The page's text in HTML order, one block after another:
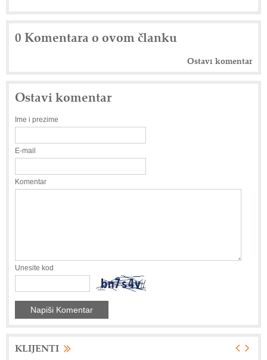
0 Komentara o ovom članku
Ostavi komentar
Ostavi komentar
Ime i prezime
E-mail
Komentar
Unesite kod
KLIJENTI